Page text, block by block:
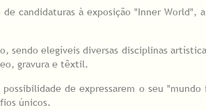
candidaturas à exposição "Inner World",
sendo elegíveis diversas disciplinas
gravura e têxtil.
de expressarem o seu
únicos.